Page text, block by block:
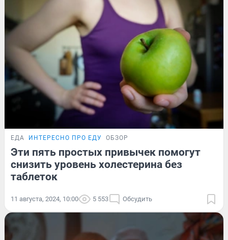
ЕДА ИНТЕРЕСНО ПРО ЕДУ ОБЗОР
Эти пять простых привычек помогут
снизить уровень холестерина без
таблеток
11 августа, 2024, 10:00 5 553 Обсудить